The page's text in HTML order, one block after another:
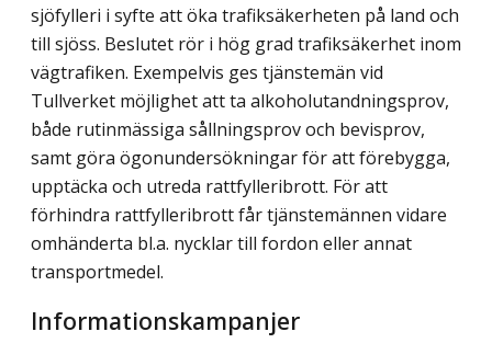
sjöfylleri i syfte att öka trafiksäkerheten på land och
till sjöss. Beslutet rör i hög grad trafiksäkerhet inom
vägtrafiken. Exempelvis ges tjänstemän vid
Tullverket möjlighet att ta alkoholutandningsprov,
både rutinmässiga sållningsprov och bevisprov,
samt göra ögonundersökningar för att förebygga,
upptäcka och utreda rattfylleribrott. För att
förhindra rattfylleribrott får tjänstemännen vidare
omhänderta bl.a. nycklar till fordon eller annat
transportmedel.
Informationskampanjer